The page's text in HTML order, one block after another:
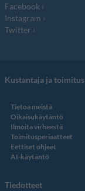
Facebook
Instagram
Twitter
Kustantaja ja toimitus
Tietoa meistä
Oikaisukäytäntö
Ilmoita virheestä
Toimitusperiaatteet
Eettiset ohjeet
AI-käytäntö
Tiedotteet